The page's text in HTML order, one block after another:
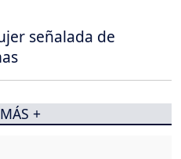
señalada de
+